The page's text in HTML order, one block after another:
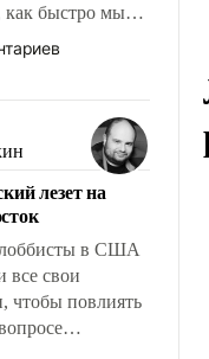
как быстро мы
изменений.
фантастики,
обсуждаемой
лезет на
в США
все свои
чтобы повлиять
вооружений